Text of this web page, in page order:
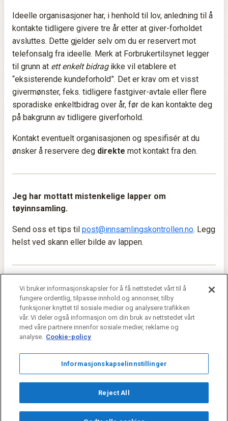
Ideelle organisasjoner har, i henhold til lov, anledning til å
kontakte tidligere givere tre år etter at giver-forholdet
avsluttes. Dette gjelder selv om du er reservert mot
telefonsalg fra ideelle. Merk at Forbrukertilsynet legger
til grunn at ett enkelt bidragikke vil etablere et
“eksisterende kundeforhold”. Det er krav om et visst
givermønster, feks. tidligere fastgiver-avtale eller flere
sporadiske enkeltbidrag over år, før de kan kontakte deg
på bakgrunn av tidligere giverforhold.
Kontakt eventuelt organisasjonen og spesifisér at du
ønsker å reservere deg direkte mot kontakt fra den.
Jeg har mottatt mistenkelige lapper om
tøyinnsamling.
Send oss et tips til post@innsamlingskontrollen.no. Legg
helst ved skann eller bilde av lappen.
Jeg har mistanke om at en organisasjon bruker
mottatte bidrag på andre ting enn det de skal
Send oss et tips tilpost@innsamlingskontrollen.no. Legg
gjerne ved skann eller skjermdumper hvis du har.
Innsamlingskontrollen i Norge · Nedre Slottsgate21· 0157 OSLO –
Postadresse: Postboks 1375 Vika · 0117 Oslo – Tlf: 468 50 282 – Org. nr. 964
298 521
post@innsamlingskontrollen.no
facebook.com/innsamlingskontrollen
Vi bruker informasjonskapsler for å få nettstedet vårt til å
fungere ordentlig, tilpasse innhold og annonser, tilby
funksjoner knyttet til sosiale medier og analysere trafikken
vår. Vi deler også informasjon om din bruk av nettstedet vårt
med våre partnere innenfor sosiale medier, reklame og
analyse. Cookie-policy
Informasjonskapselinnstillinger
Reject All